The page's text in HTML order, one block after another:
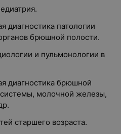
диагностика патологии
брюшной полости.
и пульмонологии в
диагностика брюшной
молочной железы,
старшего возраста.